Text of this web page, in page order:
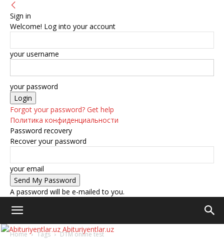
Sign in
Welcome! Log into your account
your username
your password
Forgot your password? Get help
Политика конфиденциальности
Password recovery
Recover your password
your email
A password will be e-mailed to you.
Abituriyentlar.uz
Home Tags DTM online test